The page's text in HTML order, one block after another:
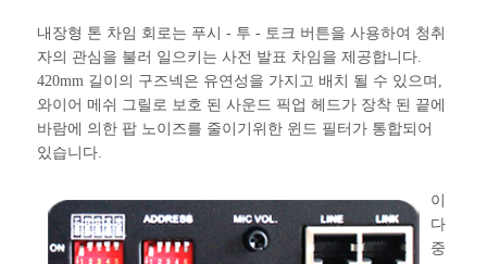
내장형 톤 차임 회로는 푸시 - 투 - 토크 버튼을 사용하여 청취
자의 관심을 불러 일으키는 사전 발표 차임을 제공합니다.
420mm 길이의 구즈넥은 유연성을 가지고 배치 될 수 있으며,
와이어 메쉬 그릴로 보호 된 사운드 픽업 헤드가 장착 된 끝에
바람에 의한 팝 노이즈를 줄이기위한 윈드 필터가 통합되어
있습니다.
이
다
중